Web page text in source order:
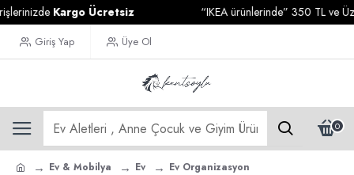
Kargo Ücretsiz “IKEA ürünlerinde” 350 TL ve
Giriş Yap Üye Ol
0
Ev & Mobilya Ev
Ev Organizasyon